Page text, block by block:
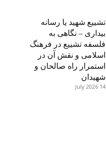
تشییع شهید یا رسانه
بیداری – نگاهی به
فلسفه تشییع در فرهنگ
اسلامی و نقش آن در
استمرار راه صالحان و
شهیدان
14 July 2026